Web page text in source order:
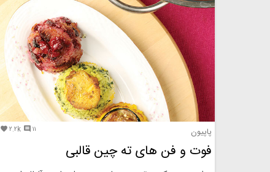
پاپیون
فوت و فن های ته چین قالبی
۲.۲k  ۱۱ 